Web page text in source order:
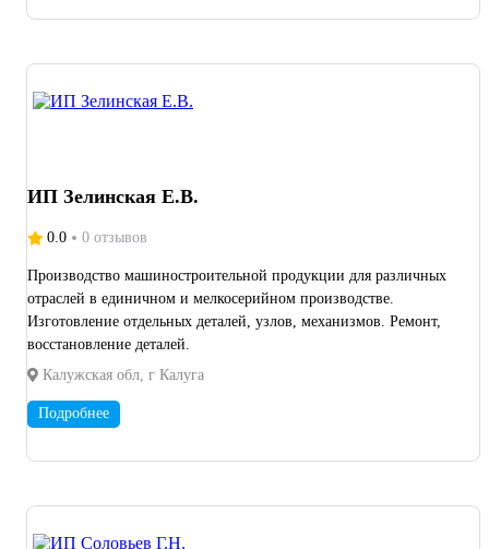
ИП Зелинская Е.В.
0.0 0 отзывов
Производство машиностроительной продукции для различных
отраслей в единичном и мелкосерийном производстве.
Изготовление отдельных деталей, узлов, механизмов. Ремонт,
восстановление деталей.
Калужская обл, г Калуга
Подробнее